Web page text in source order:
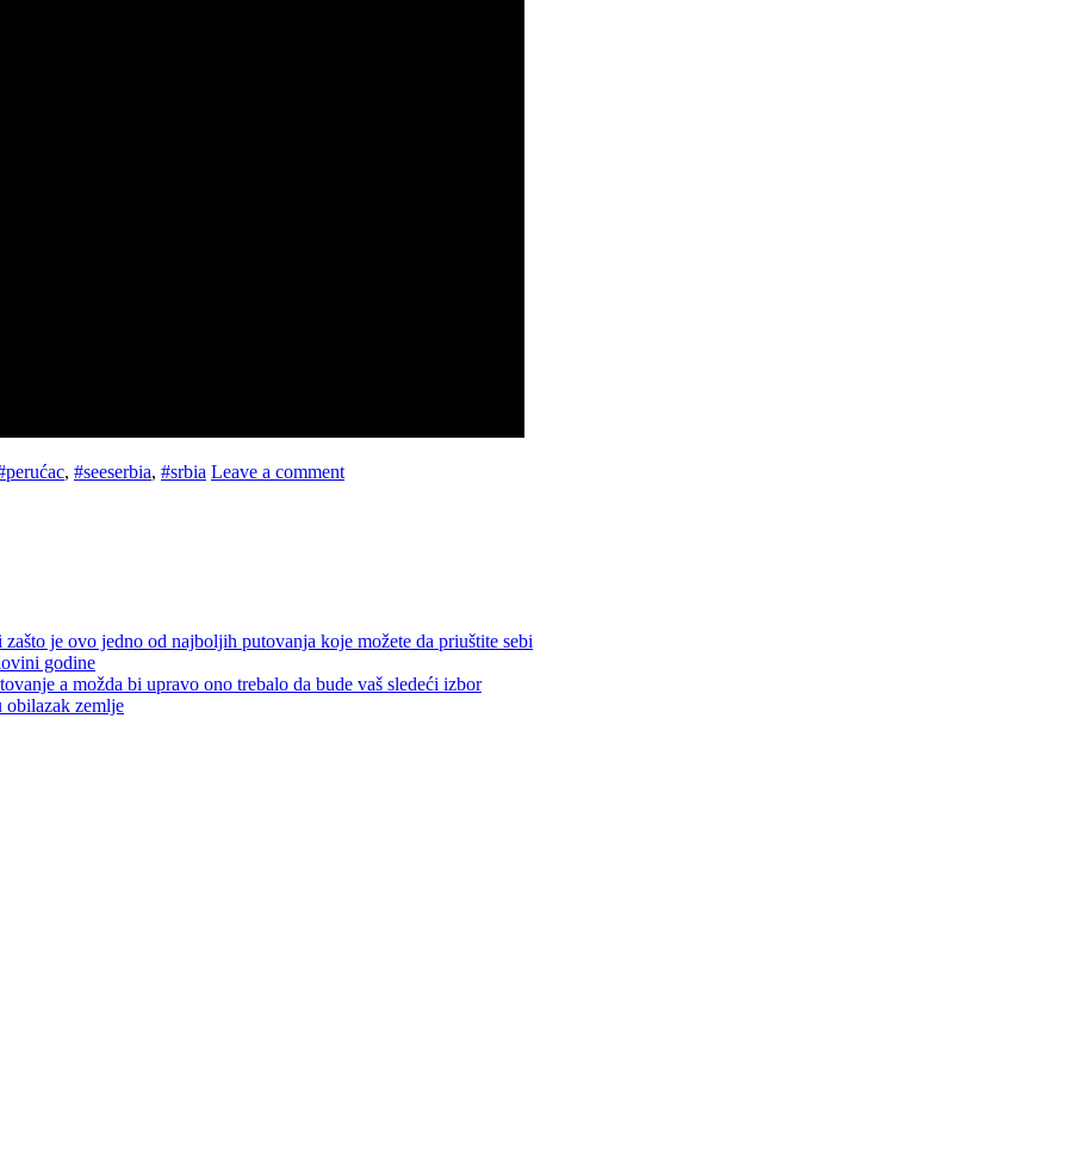
, #seeserbia, #srbia Leave a comment
je ovo jedno od najboljih putovanja koje možete da priuštite sebi
godine
a možda bi upravo ono trebalo da bude vaš sledeći izbor
obilazak zemlje